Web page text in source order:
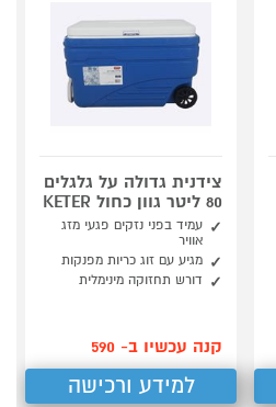
צידנית גדולה על גלגלים
80 ליטר גוון כחול KETER
עמיד בפני נזקים פגעי מזג
אוויר
מגיע עם זוג כריות מפנקות
דורש תחזוקה מינימלית
קנה עכשיו ב- 590
למידע ורכישה